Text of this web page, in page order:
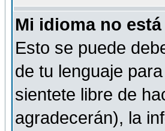
Mi idioma no
Esto se puede
de tu lenguaje
sientete libre de
agradecerán), la